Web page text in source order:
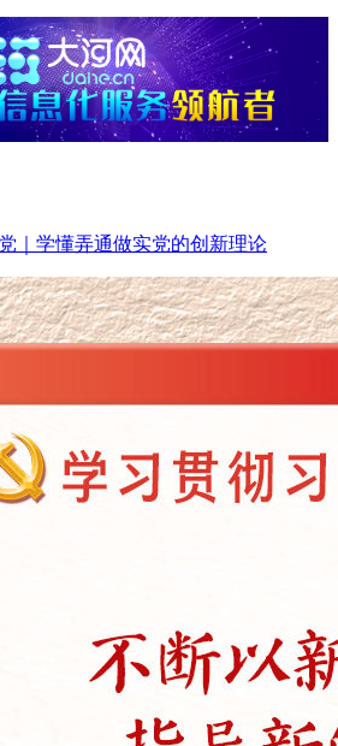
｜学懂弄通做实党的创新理论